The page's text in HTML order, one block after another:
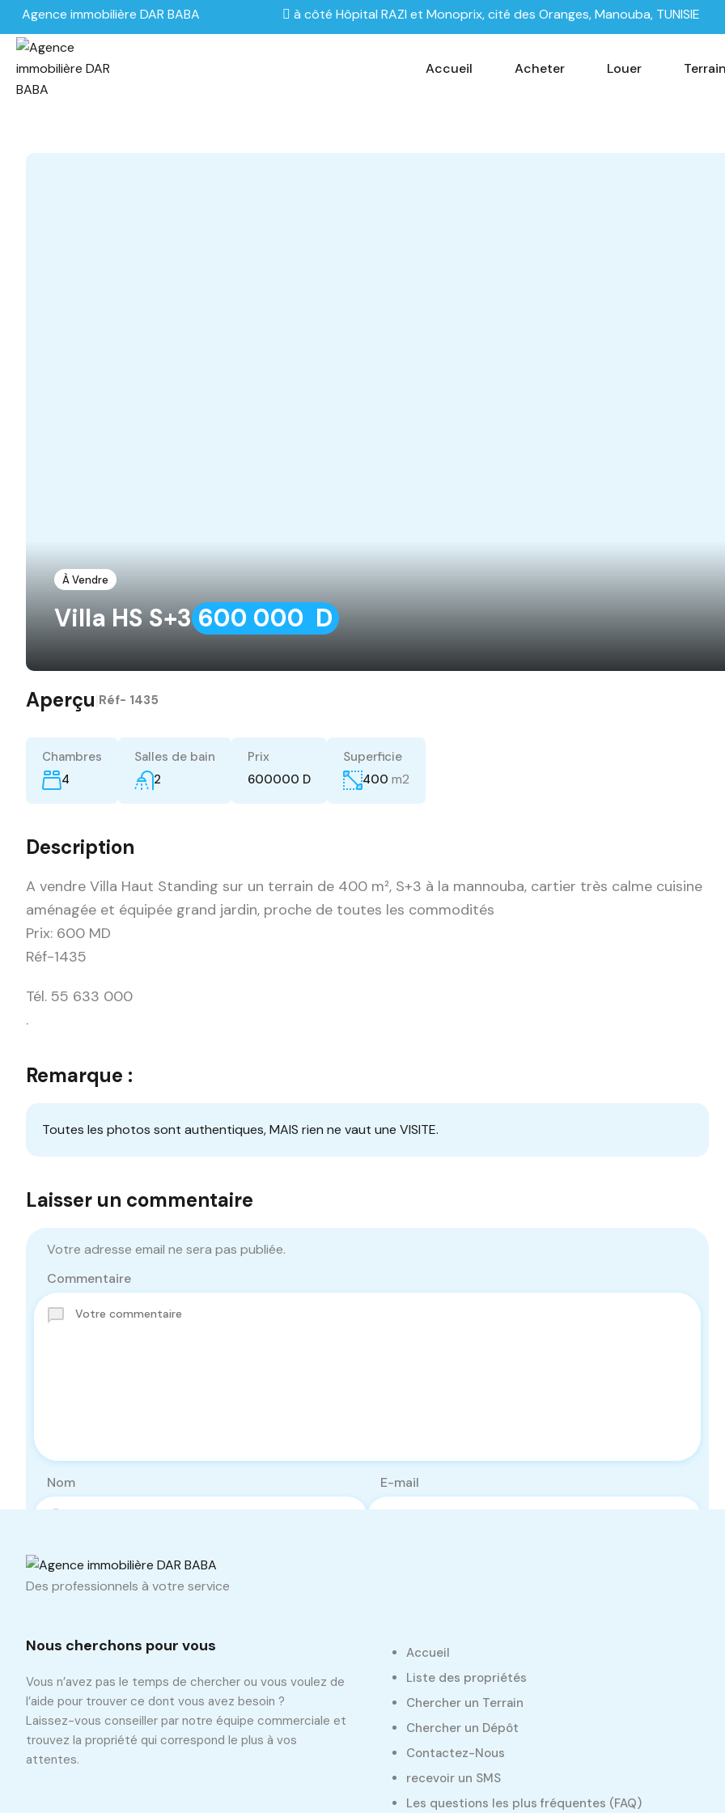
Agence immobilière DAR BABA à côté Hôpital RAZI et Monoprix, cité des Oranges, Manouba, TUNISIE
Accueil Acheter Louer Terrain
À Vendre
Villa HS S+3 600 000 D
Aperçu Réf- 1435
Chambres
4
Salles de bain
2
Prix
600000 D
Superficie
400 m2
Description
A vendre Villa Haut Standing sur un terrain de 400 m², S+3 à la mannouba, cartier très calme cuisine
aménagée et équipée grand jardin, proche de toutes les commodités
Prix: 600 MD
Réf-1435
Tél. 55 633 000
.
Remarque :
Toutes les photos sont authentiques, MAIS rien ne vaut une VISITE.
Laisser un commentaire
Votre adresse email ne sera pas publiée.
Commentaire
Nom E-mail
Téléphone
Des professionnels à votre service
Nous cherchons pour vous
Vous n’avez pas le temps de chercher ou vous voulez de
l’aide pour trouver ce dont vous avez besoin ?
Laissez-vous conseiller par notre équipe commerciale et
trouvez la propriété qui correspond le plus à vos
attentes.
Accueil
Liste des propriétés
Chercher un Terrain
Chercher un Dépôt
Contactez-Nous
recevoir un SMS
Les questions les plus fréquentes (FAQ)